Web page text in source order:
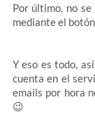
Por último, no
mediante el
Y eso es todo,
cuenta en el
emails por hora
😉